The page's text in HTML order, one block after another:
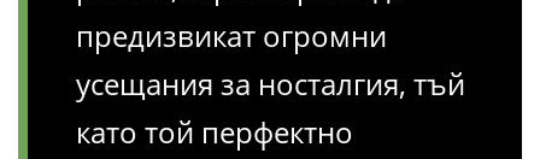
предизвикат огромни
усещания за носталгия, тъй
като той перфектно